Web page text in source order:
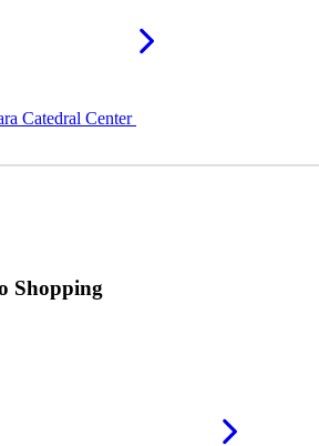
Catedral Center
Shopping